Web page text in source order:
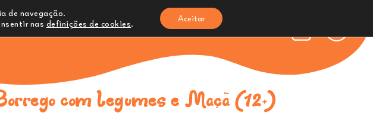
Sobre Nós Creches e Infantários Onde Estamos
com Legumes e Maçã (12+)
de navegação.
nas definições de cookies.
Aceitar